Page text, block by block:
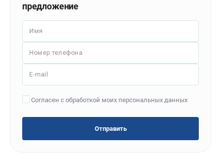
Комбинированные станки
Ленточнопильные станки
Рейсмусы
Фуговальные станки
Циркулярные станки
Шлифовальные станки
предложение
Имя
Номер телефона
E-mail
Согласен с обработкой моих персональных данных
Отправить